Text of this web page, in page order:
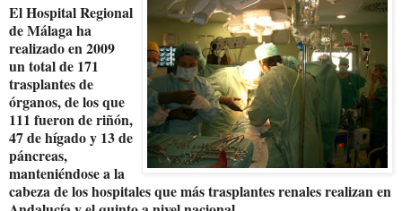
El Hospital Regional
de Málaga ha
realizado en 2009
un total de 171
trasplantes de
órganos, de los que
111 fueron de riñón,
47 de hígado y 13 de
páncreas,
manteniéndose a la
cabeza de los hospitales que más trasplantes renales realizan en